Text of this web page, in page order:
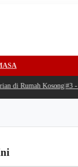
Rumah Kosong|#3 -